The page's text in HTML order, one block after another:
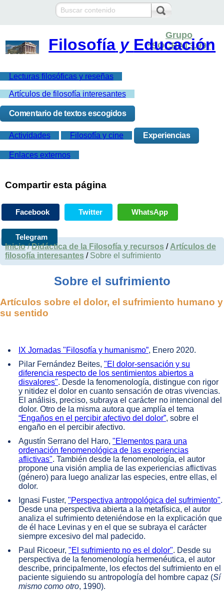
Filosofía y Educación
Grupo
“SOCRAT3.99”
Lecturas filosóficas y reseñas
Artículos de filosofía interesantes
Comentario de textos escogidos
Actividades Filosofía y cine Experiencias
Enlaces externos
Compartir esta página
Facebook Twitter WhatsApp
Telegram
Inicio/Didáctica de la Filosofía y recursos / Artículos de
filosofía interesantes / Sobre el sufrimiento
Sobre el sufrimiento
Artículos sobre el dolor, el sufrimiento humano y
su sentido
IX Jornadas "Filosofía y humanismo”, Enero 2020.
Pilar Fernández Beites, "El dolor-sensación y su
diferencia respecto de los sentimientos abiertos a
disvalores". Desde la fenomenología, distingue con rigor
y nitidez el dolor en cuanto sensación de otras vivencias.
El análisis, preciso, subraya el carácter no intencional del
dolor. Otro de la misma autora que amplía el tema
“Engaños en el percibir afectivo del dolor”, sobre el
engaño en el percibir afectivo.
Agustín Serrano del Haro, "Elementos para una
ordenación fenomenológica de las experiencias
aflictivas". También desde la fenomenología, el autor
propone una visión amplia de las experiencias aflictivas
(género) para luego analizar las especies, entre ellas, el
dolor.
Ignasi Fuster, "Perspectiva antropológica del sufrimiento".
Desde una perspectiva abierta a la metafísica, el autor
analiza el sufrimiento deteniéndose en la explicación que
de él hace Levinas y en el que se subraya el carácter
siempre excesivo del mal padecido.
Paul Ricoeur, "El sufrimiento no es el dolor". Desde su
perspectiva de la fenomenología hermenéutica, el autor
describe, principalmente, los efectos del sufrimiento en el
paciente siguiendo su antropología del hombre capaz (Sí
mismo como otro, 1990).